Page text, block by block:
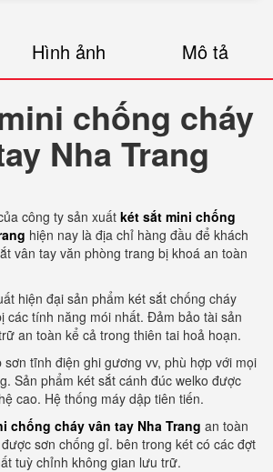
Hình ảnh Mô tả
chống cháy
Nha Trang
công ty sản xuất két sắt mini chống
hiện nay là địa chỉ hàng đầu để khách
vân tay văn phòng trang bị khoá an toàn
hiện đại sản phẩm két sắt chống cháy
các tính năng mói nhất. Đảm bảo tài sản
an toàn kể cả trong thiên tai hoả hoạn.
sơn tĩnh điện ghi gương vv, phù hợp với mọi
Sản phẩm két sắt cánh đúc welko được
cao. Hệ thống máy dập tiên tiến.
chống cháy vân tay Nha Trang an toàn
sơn chống gỉ. bên trong két có các đợt
tuỳ chỉnh không gian lưu trữ.